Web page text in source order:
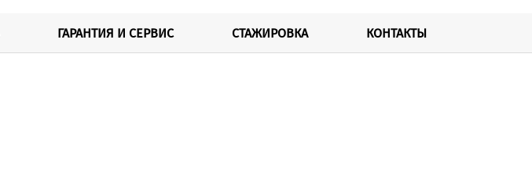
ГАРАНТИЯ И СЕРВИС СТАЖИРОВКА КОНТАКТЫ